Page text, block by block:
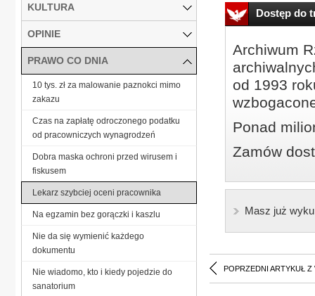
Dostęp do
Archiwum
od 1993
Ponad
Zamów
Masz już
POPRZEDNI ARTYKUŁ Z
KULTURA
OPINIE
PRAWO CO DNIA
10 tys. zł za malowanie paznokci mimo
zakazu
Czas na zapłatę odroczonego podatku
od pracowniczych wynagrodzeń
Dobra maska ochroni przed wirusem i
fiskusem
Lekarz szybciej oceni pracownika
Na egzamin bez gorączki i kaszlu
Nie da się wymienić każdego
dokumentu
Nie wiadomo, kto i kiedy pojedzie do
sanatorium